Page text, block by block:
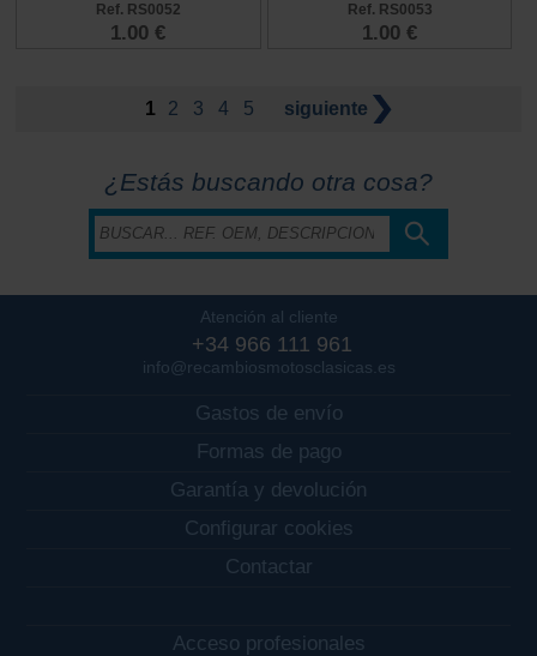
Ref. RS0052
1.00 €
Ref. RS0053
1.00 €
1 2 3 4 5 siguiente
¿Estás buscando otra cosa?
Atención al cliente
+34 966 111 961
info@recambiosmotosclasicas.es
Gastos de envío
Formas de pago
Garantía y devolución
Configurar cookies
Contactar
Acceso profesionales